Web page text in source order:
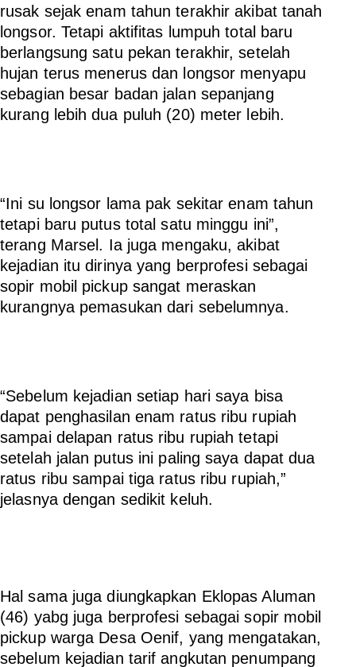
rusak sejak enam tahun terakhir akibat tanah
longsor. Tetapi aktifitas lumpuh total baru
berlangsung satu pekan terakhir, setelah
hujan terus menerus dan longsor menyapu
sebagian besar badan jalan sepanjang
kurang lebih dua puluh (20) meter lebih.
“Ini su longsor lama pak sekitar enam tahun
tetapi baru putus total satu minggu ini”,
terang Marsel. Ia juga mengaku, akibat
kejadian itu dirinya yang berprofesi sebagai
sopir mobil pickup sangat meraskan
kurangnya pemasukan dari sebelumnya.
“Sebelum kejadian setiap hari saya bisa
dapat penghasilan enam ratus ribu rupiah
sampai delapan ratus ribu rupiah tetapi
setelah jalan putus ini paling saya dapat dua
ratus ribu sampai tiga ratus ribu rupiah,”
jelasnya dengan sedikit keluh.
Hal sama juga diungkapkan Eklopas Aluman
(46) yabg juga berprofesi sebagai sopir mobil
pickup warga Desa Oenif, yang mengatakan,
sebelum kejadian tarif angkutan penumpang